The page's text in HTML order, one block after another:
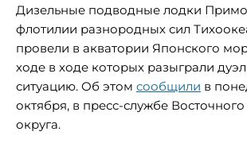
Дизельные подводные лодки
флотилии разнородных сил
провели в акватории Японского
ходе в ходе которых разыграли
ситуацию. Об этом сообщили в
октября, в пресс-службе
округа.